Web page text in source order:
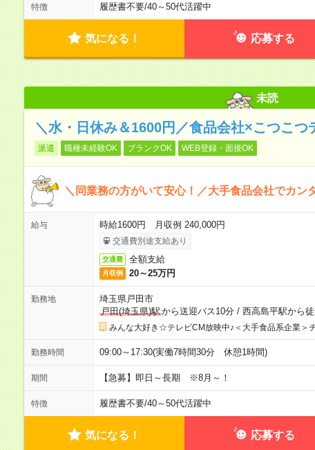
特徴 履歴書不要/40～50代活躍中
気になる！ 応募する
未読
＼水・日休み＆1600円／食品会社×こつこつ
派遣 職種未経験OK ブランクOK WEB登録・面接OK
＼同業務の方がいて安心！／大手食品会社でカン
給与 時給1600円 月収例 240,000円
交通費別途支給あり
交通費 全額支給
月収例 20～25万円
勤務地
埼玉県戸田市
戸田(埼玉県)駅から送迎バス10分/ 西高島平駅から
みんな大好き☆テレビCM放映中♪＜大手食品系企業＞
勤務時間 09:00～17:30(実働7時間30分 休憩1時間)
期間 【急募】即日～長期 ※8月～！
特徴 履歴書不要/40～50代活躍中
気になる！ 応募する